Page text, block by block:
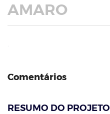
AMARO
Comentários
RESUMO DO PROJETO